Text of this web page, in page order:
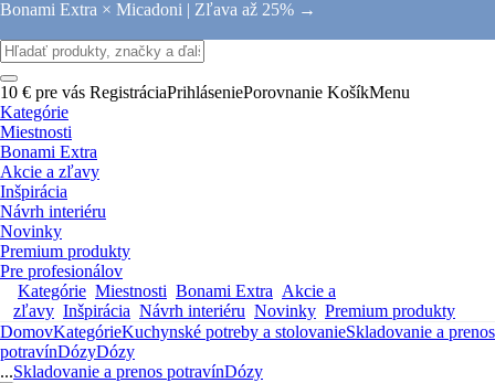
Bonami Extra × Micadoni | Zľava až 25% →
10 € pre vás RegistráciaPrihláseniePorovnanie KošíkMenu
Kategórie
Miestnosti
Bonami Extra
Akcie a zľavy
Inšpirácia
Návrh interiéru
Novinky
Premium produkty
Pre profesionálov
Kategórie Miestnosti Bonami Extra Akcie a
zľavy Inšpirácia Návrh interiéru Novinky Premium produkty
DomovKategórieKuchynské potreby a stolovanieSkladovanie a prenos
potravínDózyDózy
...Skladovanie a prenos potravínDózy